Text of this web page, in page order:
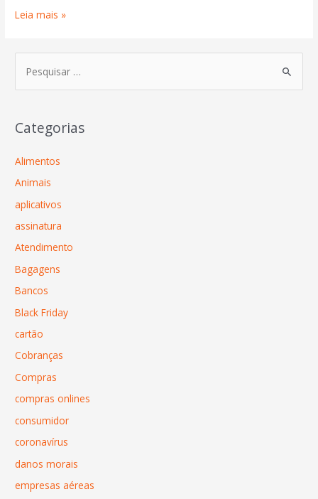
Leia mais »
Categorias
Alimentos
Animais
aplicativos
assinatura
Atendimento
Bagagens
Bancos
Black Friday
cartão
Cobranças
Compras
compras onlines
consumidor
coronavírus
danos morais
empresas aéreas